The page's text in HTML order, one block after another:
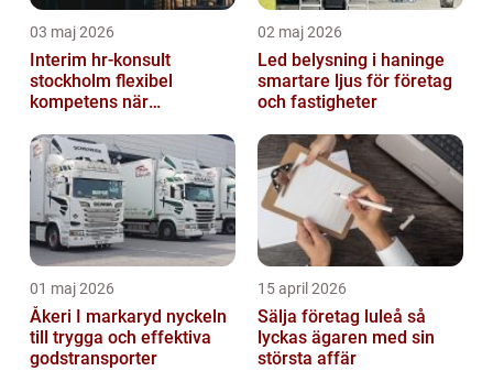
03 maj 2026
Interim hr-konsult
stockholm flexibel
kompetens när
stöd
02 maj 2026
Led belysning i haninge
smartare ljus för företag
och fastigheter
01 maj 2026
Åkeri I markaryd nyckeln
till trygga och effektiva
godstransporter
15 april 2026
Sälja företag luleå så
lyckas ägaren med sin
största affär